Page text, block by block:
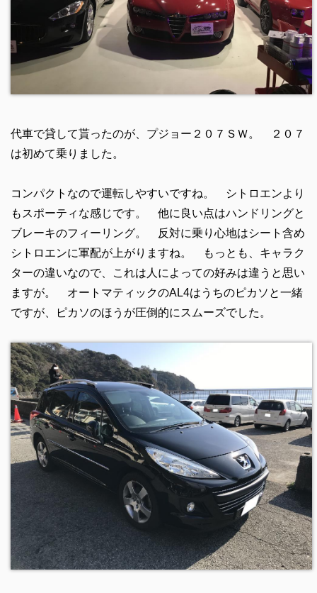
代車で貸して貰ったのが、プジョー２０７ＳＷ。 ２０７
は初めて乗りました。
コンパクトなので運転しやすいですね。 シトロエンより
もスポーティな感じです。 他に良い点はハンドリングと
ブレーキのフィーリング。 反対に乗り心地はシート含め
シトロエンに軍配が上がりますね。 もっとも、キャラク
ターの違いなので、これは人によっての好みは違うと思い
ますが。 オートマティックのAL4はうちのピカソと一緒
ですが、ピカソのほうが圧倒的にスムーズでした。